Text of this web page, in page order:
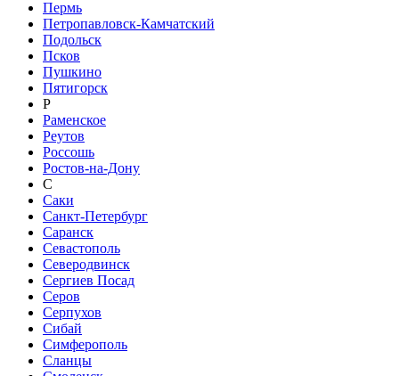
Пермь
Петропавловск-Камчатский
Подольск
Псков
Пушкино
Пятигорск
Р
Раменское
Реутов
Россошь
Ростов-на-Дону
С
Саки
Санкт-Петербург
Саранск
Севастополь
Северодвинск
Сергиев Посад
Серов
Серпухов
Сибай
Симферополь
Сланцы